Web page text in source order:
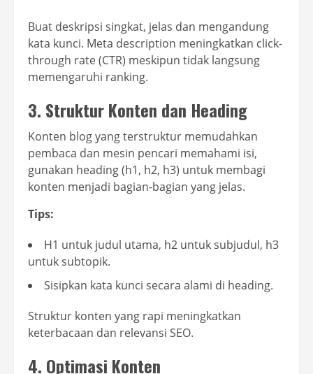
Buat deskripsi singkat, jelas dan mengandung
kata kunci. Meta description meningkatkan click-
through rate (CTR) meskipun tidak langsung
memengaruhi ranking.
3. Struktur Konten dan Heading
Konten blog yang terstruktur memudahkan
pembaca dan mesin pencari memahami isi,
gunakan heading (h1, h2, h3) untuk membagi
konten menjadi bagian-bagian yang jelas.
Tips:
H1 untuk judul utama, h2 untuk subjudul, h3
untuk subtopik.
Sisipkan kata kunci secara alami di heading.
Struktur konten yang rapi meningkatkan
keterbacaan dan relevansi SEO.
4. Optimasi Konten